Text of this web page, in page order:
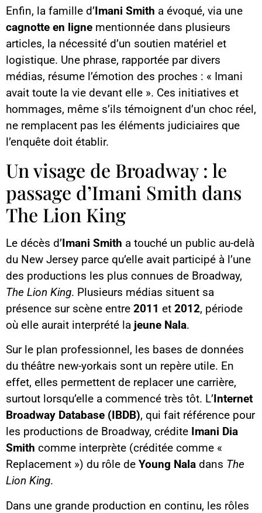
Enfin, la famille d’Imani Smith a évoqué, via une
cagnotte en ligne mentionnée dans plusieurs
articles, la nécessité d’un soutien matériel et
logistique. Une phrase, rapportée par divers
médias, résume l’émotion des proches : « Imani
avait toute la vie devant elle ». Ces initiatives et
hommages, même s’ils témoignent d’un choc réel,
ne remplacent pas les éléments judiciaires que
l’enquête doit établir.
Un visage de Broadway : le
passage d’Imani Smith dans
The Lion King
Le décès d’Imani Smith a touché un public au-delà
du New Jersey parce qu’elle avait participé à l’une
des productions les plus connues de Broadway,
The Lion King. Plusieurs médias situent sa
présence sur scène entre 2011 et 2012, période
où elle aurait interprété la jeune Nala.
Sur le plan professionnel, les bases de données
du théâtre new-yorkais sont un repère utile. En
effet, elles permettent de replacer une carrière,
surtout lorsqu’elle a commencé très tôt. L’Internet
Broadway Database (IBDB), qui fait référence pour
les productions de Broadway, crédite Imani Dia
Smith comme interprète (créditée comme «
Replacement ») du rôle de Young Nala dans The
Lion King.
Dans une grande production en continu, les rôles